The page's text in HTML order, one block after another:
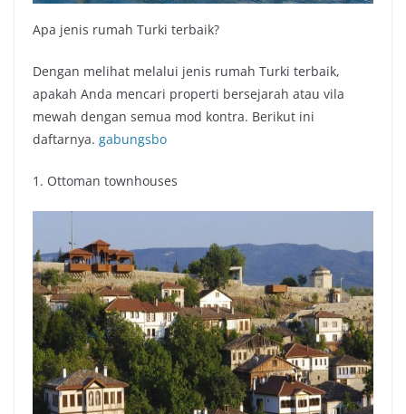
Apa jenis rumah Turki terbaik?
Dengan melihat melalui jenis rumah Turki terbaik,
apakah Anda mencari properti bersejarah atau vila
mewah dengan semua mod kontra. Berikut ini
daftarnya. gabungsbo
1. Ottoman townhouses